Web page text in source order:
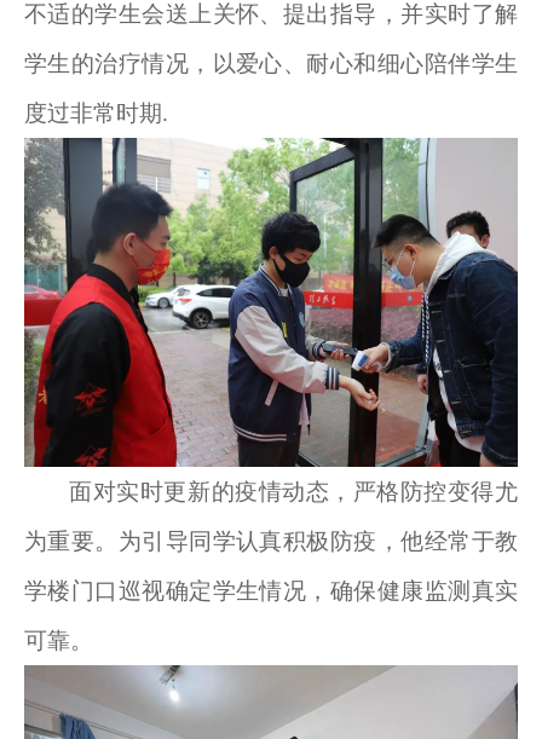
不适的学生会送上关怀、提出指导，并实时了解
学生的治疗情况，以爱心、耐心和细心陪伴学生
度过非常时期.
面对实时更新的疫情动态，严格防控变得尤
为重要。为引导同学认真积极防疫，他经常于教
学楼门口巡视确定学生情况，确保健康监测真实
可靠。